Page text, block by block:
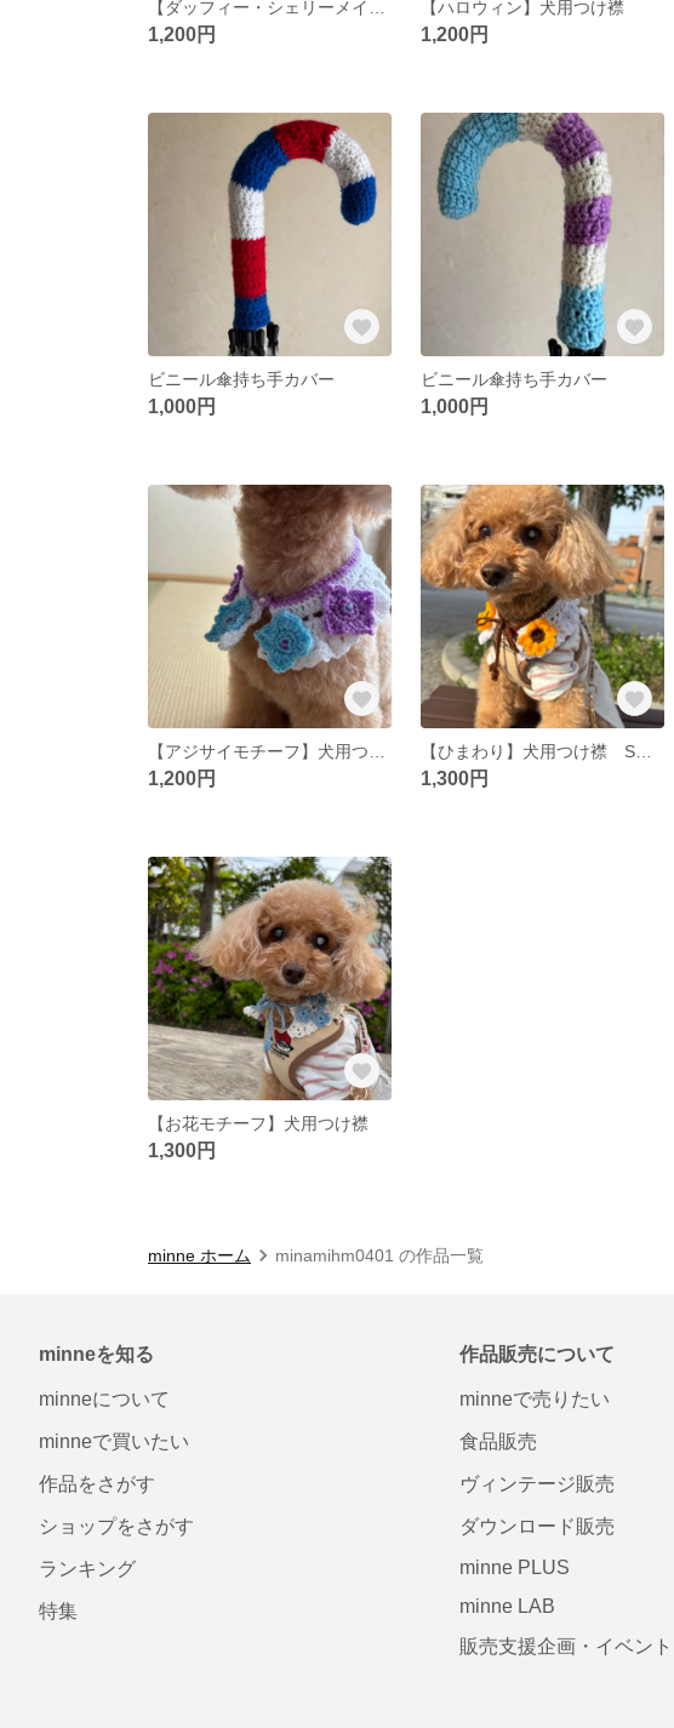
1,200円
【ハロウィン】犬用つけ襟
1,200円
ビニール傘持ち手カバー
1,000円
ビニール傘持ち手カバー
1,000円
1,200円
【ひまわり】犬用つけ襟 Sサイズ
1,300円
【お花モチーフ】犬用つけ襟
1,300円
minne ホーム minamihm0401 の作品一覧
minneを知る
minneについて
minneで買いたい
作品をさがす
ショップをさがす
ランキング
特集
作品販売について
minneで売りたい
食品販売
ヴィンテージ販売
ダウンロード販売
minne PLUS
minne LAB
販売支援企画・イベント